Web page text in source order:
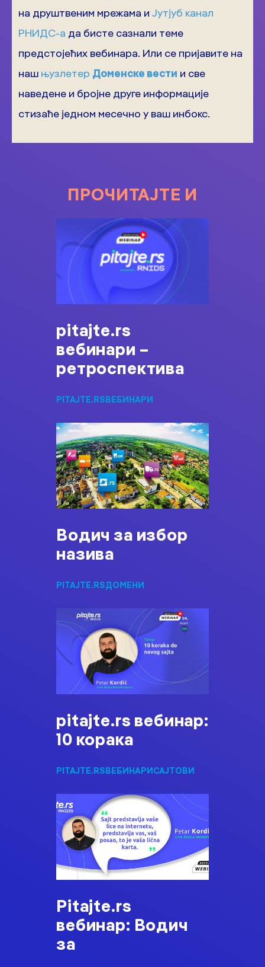
на друштвеним мрежама и Јутјуб канал
РНИДС-а да бисте сазнали теме
предстојећих вебинара. Или се пријавите на
наш њузлетер Доменске вести и све
наведене и бројне друге информације
стизаће једном месечно у ваш инбокс.
ПРОЧИТАЈТЕ И
pitajte.rs
вебинари –
ретроспектива
PITAJTE.RSВЕБИНАРИ
Водич за избор
назива
PITAJTE.RSДОМЕНИ
pitajte.rs вебинар:
10 корака
PITAJTE.RSВЕБИНАРИСАЈТОВИ
Pitajte.rs
вебинар: Водич
за